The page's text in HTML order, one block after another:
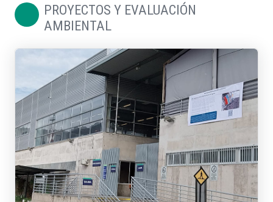
PROYECTOS Y EVALUACIÓN
AMBIENTAL